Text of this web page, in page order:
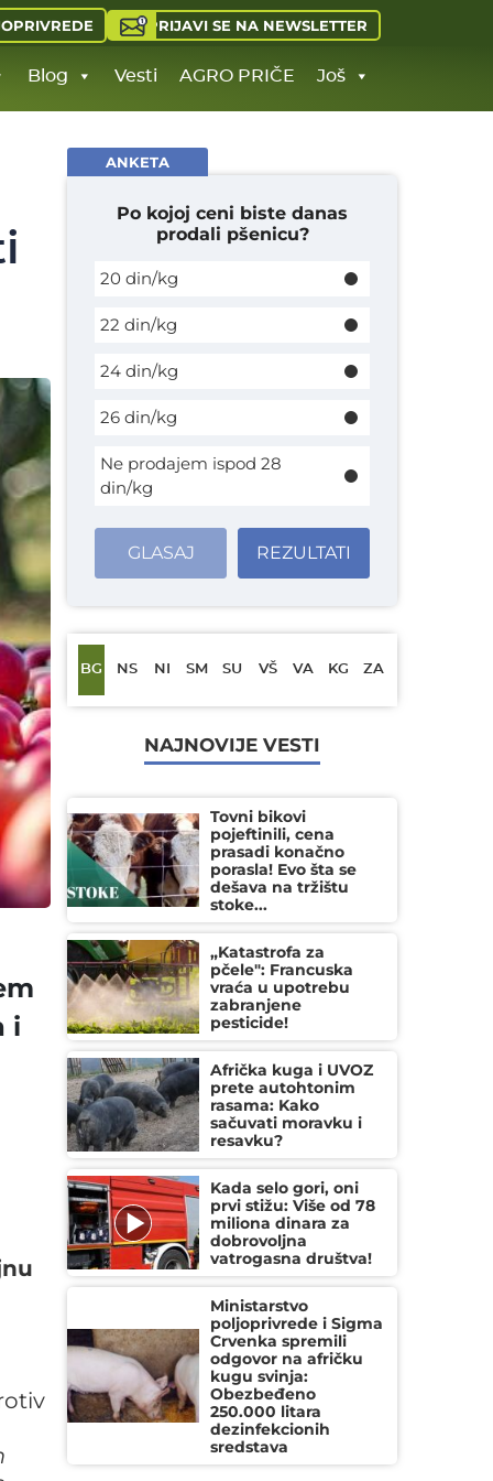
PRIJAVI SE NA NEWSLETTER
Blog Vesti AGRO PRIČE Još
i
ANKETA
Po kojoj ceni biste danas
prodali pšenicu?
20 din/kg
22 din/kg
24 din/kg
26 din/kg
Ne prodajem ispod 28
din/kg
GLASAJ REZULTATI
BG NS NI SM SU VŠ VA KG ZA
NAJNOVIJE VESTI
Tovni bikovi
pojeftinili, cena
prasadi konačno
porasla! Evo šta se
dešava na tržištu
stoke...
„Katastrofa za
pčele": Francuska
vraća u upotrebu
zabranjene
pesticide!
Afrička kuga i UVOZ
prete autohtonim
rasama: Kako
sačuvati moravku i
resavku?
Kada selo gori, oni
prvi stižu: Više od 78
miliona dinara za
dobrovoljna
vatrogasna društva!
Ministarstvo
poljoprivrede i Sigma
Crvenka spremili
odgovor na afričku
kugu svinja:
Obezbeđeno
250.000 litara
dezinfekcionih
sredstava